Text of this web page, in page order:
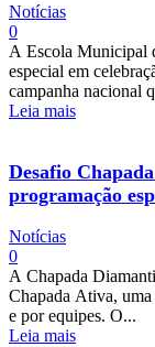
Notícias
0
A Escola Municipal
especial em
campanha nacional
Leia mais
Desafio
programação
Notícias
0
A Chapada
Chapada Ativa,
e por equipes. O...
Leia mais